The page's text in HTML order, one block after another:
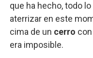
que ha hecho, todo
aterrizar en este
cima de un cerro
era imposible.